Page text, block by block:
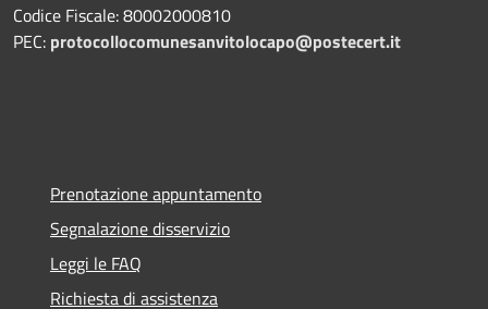
Codice Fiscale: 80002000810
PEC: protocollocomunesanvitolocapo@postecert.it
Prenotazione appuntamento
Segnalazione disservizio
Leggi le FAQ
Richiesta di assistenza